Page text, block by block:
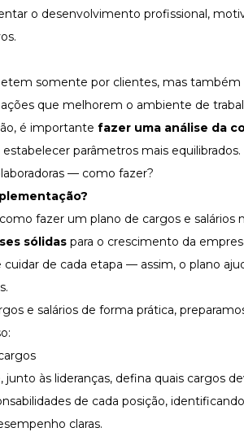
o desenvolvimento profissional,
somente por clientes, mas também
que melhorem o ambiente de
é importante fazer uma análise da
parâmetros mais equilibrados.
— como fazer?
fazer um plano de cargos e
sólidas para o crescimento da
de cada etapa — assim, o plano
e salários de forma prática,
junto às lideranças, defina quais cargos
de cada posição,
claras.